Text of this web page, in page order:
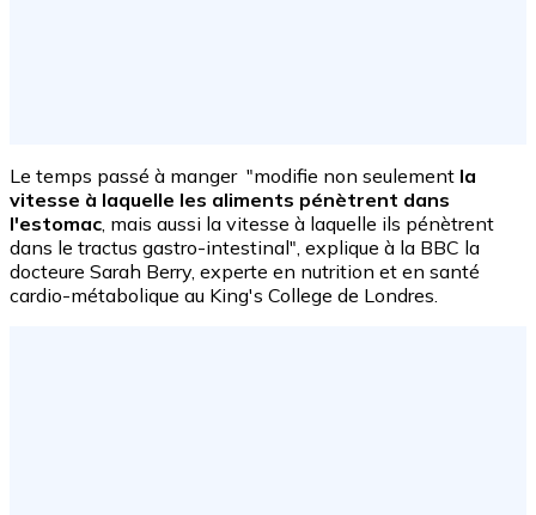
Le temps passé à manger "modifie non seulement la
vitesse à laquelle les aliments pénètrent dans
l'estomac, mais aussi la vitesse à laquelle ils pénètrent
dans le tractus gastro-intestinal", explique à la BBC la
docteure Sarah Berry, experte en nutrition et en santé
cardio-métabolique au King's College de Londres.